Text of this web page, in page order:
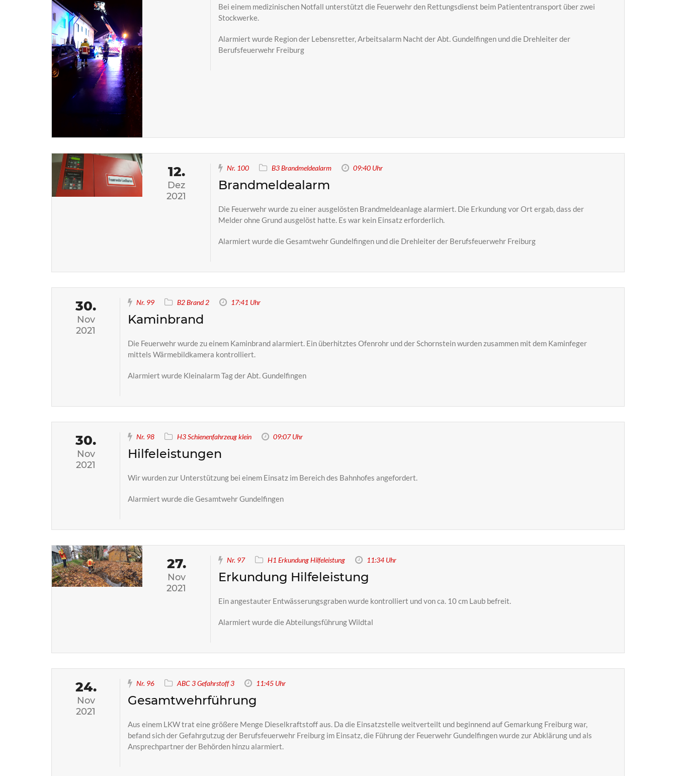
Bei einem medizinischen Notfall unterstützt die Feuerwehr den Rettungsdienst beim Patiententransport über zwei
Stockwerke.
Alarmiert wurde Region der Lebensretter, Arbeitsalarm Nacht der Abt. Gundelfingen und die Drehleiter der
Berufsfeuerwehr Freiburg
12.
Dez
2021
Nr. 100 B3 Brandmeldealarm 09:40 Uhr
Brandmeldealarm
Die Feuerwehr wurde zu einer ausgelösten Brandmeldeanlage alarmiert. Die Erkundung vor Ort ergab, dass der
Melder ohne Grund ausgelöst hatte. Es war kein Einsatz erforderlich.
Alarmiert wurde die Gesamtwehr Gundelfingen und die Drehleiter der Berufsfeuerwehr Freiburg
30.
Nov
2021
Nr. 99 B2 Brand 2 17:41 Uhr
Kaminbrand
Die Feuerwehr wurde zu einem Kaminbrand alarmiert. Ein überhitztes Ofenrohr und der Schornstein wurden zusammen mit dem Kaminfeger
mittels Wärmebildkamera kontrolliert.
Alarmiert wurde Kleinalarm Tag der Abt. Gundelfingen
30.
Nov
2021
Nr. 98 H3 Schienenfahrzeug klein 09:07 Uhr
Hilfeleistungen
Wir wurden zur Unterstützung bei einem Einsatz im Bereich des Bahnhofes angefordert.
Alarmiert wurde die Gesamtwehr Gundelfingen
27.
Nov
2021
Nr. 97 H1 Erkundung Hilfeleistung 11:34 Uhr
Erkundung Hilfeleistung
Ein angestauter Entwässerungsgraben wurde kontrolliert und von ca. 10 cm Laub befreit.
Alarmiert wurde die Abteilungsführung Wildtal
24.
Nov
2021
Nr. 96 ABC 3 Gefahrstoff 3 11:45 Uhr
Gesamtwehrführung
Aus einem LKW trat eine größere Menge Dieselkraftstoff aus. Da die Einsatzstelle weitverteilt und beginnend auf Gemarkung Freiburg war,
befand sich der Gefahrgutzug der Berufsfeuerwehr Freiburg im Einsatz, die Führung der Feuerwehr Gundelfingen wurde zur Abklärung und als
Ansprechpartner der Behörden hinzu alarmiert.